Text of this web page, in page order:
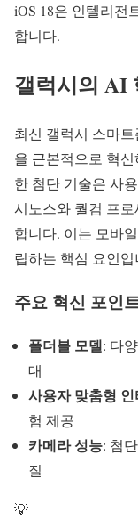
iOS 18은 인텔리전
합니다.
갤럭시의 AI
최신 갤럭시 스마트
을 근본적으로 혁
한 첨단 기술은 사
시노스와 퀄컴 프
합니다. 이는 모바
립하는 핵심 요인입
주요 혁신 포인
폴더블 모델: 다
대
사용자 맞춤형
험 제공
카메라 성능: 첨
질
💡